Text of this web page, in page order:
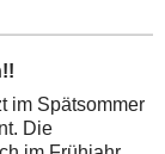
im Spätsommer
Die